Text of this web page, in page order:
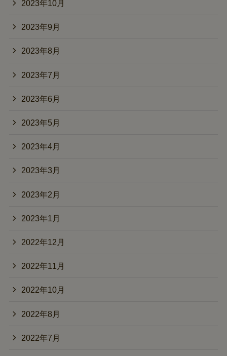
2023年10月
2023年9月
2023年8月
2023年7月
2023年6月
2023年5月
2023年4月
2023年3月
2023年2月
2023年1月
2022年12月
2022年11月
2022年10月
2022年8月
2022年7月